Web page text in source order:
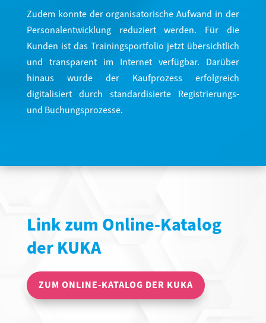
Zudem konnte der organisatorische Aufwand in der
Personalentwicklung reduziert werden. Für die
Kunden ist das Trainingsportfolio jetzt übersichtlich
und transparent im Internet verfügbar. Darüber
hinaus wurde der Kaufprozess erfolgreich
digitalisiert durch standardisierte Registrierungs-
und Buchungsprozesse.
Link zum Online-Katalog
der KUKA
ZUM ONLINE-KATALOG DER KUKA